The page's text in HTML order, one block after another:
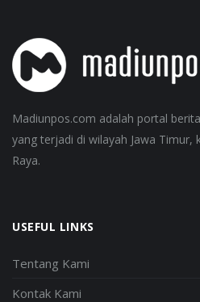
Madiunpos.com adalah portal
yang terjadi di wilayah Jawa Timur,
Raya.
USEFUL LINKS
Tentang Kami
Kontak Kami